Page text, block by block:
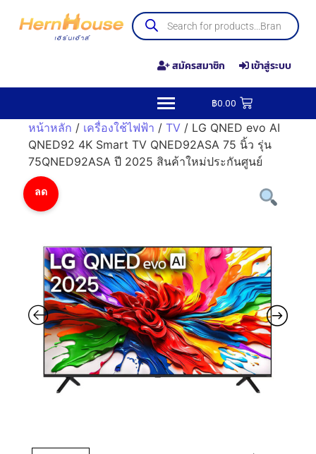
สมัครสมาชิก เข้าสู่ระบบ
฿0.00
หน้าหลัก / เครื่องใช้ไฟฟ้า / TV / LG QNED evo AI
QNED92 4K Smart TV QNED92ASA 75 นิ้ว รุ่น
75QNED92ASA ปี 2025 สินค้าใหม่ประกันศูนย์
ลด